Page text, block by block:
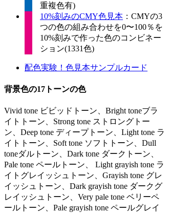
重複色有)
10%刻みのCMY色見本 ：CMYの3
つの色の組み合わせを0〜100％を
10%刻みで作った色のコンビネー
ション(1331色)
配色実験！色見本サンプルカード
背景色の17トーンの色
Vivid tone ビビッドトーン、Bright toneブラ
イトトーン、Strong tone ストロングトー
ン、Deep tone ディープトーン、Light tone ラ
イトトーン、Soft tone ソフトトーン、Dull
toneダルトーン、Dark tone ダークトーン、
Pale tone ペールトーン、 Light grayish tone ラ
イトグレイッシュトーン、Grayish tone グレ
イッシュトーン、Dark grayish tone ダークグ
レイッシュトーン、Very pale tone ベリーペ
ールトーン、Pale grayish tone ペールグレイ